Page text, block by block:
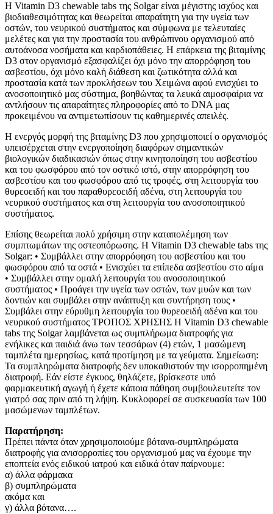
Η Vitamin D3 chewable tabs της Solgar είναι μέγιστης ισχύος και
βιοδιαθεσιμότητας και θεωρείται απαραίτητη για την υγεία των
οστών, του νευρικού συστήματος και σύμφωνα με τελευταίες
μελέτες και για την προστασία του ανθρώπινου οργανισμού από
αυτοάνοσα νοσήματα και καρδιοπάθειες. Η επάρκεια της βιταμίνης
D3 στον οργανισμό εξασφαλίζει όχι μόνο την απορρόφηση του
ασβεστίου, όχι μόνο καλή διάθεση και ζωτικότητα αλλά και
προστασία κατά των προκλήσεων του Χειμώνα αφού ενισχύει το
ανοσοποιητικό μας σύστημα, βοηθώντας τα λευκά αιμοσφαίρια να
αντλήσουν τις απαραίτητες πληροφορίες από το DNA μας
προκειμένου να αντιμετωπίσουν τις καθημερινές απειλές.
Η ενεργός μορφή της βιταμίνης D3 που χρησιμοποιεί ο οργανισμός
υπεισέρχεται στην ενεργοποίηση διαφόρων σημαντικών
βιολογικών διαδικασιών όπως στην κινητοποίηση του ασβεστίου
και του φωσφόρου από τον οστικό ιστό, στην απορρόφηση του
ασβεστίου και του φωσφόρου από τις τροφές, στη λειτουργία του
θυρεοειδή και του παραθυρεοειδή αδένα, στη λειτουργία του
νευρικού συστήματος και στη λειτουργία του ανοσοποιητικού
συστήματος.
Επίσης θεωρείται πολύ χρήσιμη στην καταπολέμηση των
συμπτωμάτων της οστεοπόρωσης. H Vitamin D3 chewable tabs της
Solgar: • Συμβάλλει στην απορρόφηση του ασβεστίου και του
φωσφόρου από τα οστά • Ενισχύει τα επίπεδα ασβεστίου στο αίμα
• Συμβάλλει στην ομαλή λειτουργία του ανοσοποιητικού
συστήματος • Προάγει την υγεία των οστών, των μυών και των
δοντιών και συμβάλει στην ανάπτυξη και συντήρηση τους •
Συμβάλει στην εύρυθμη λειτουργία του θυρεοειδή αδένα και του
νευρικού συστήματος ΤΡΟΠΟΣ ΧΡΗΣΗΣ Η Vitamin D3 chewable
tabs της Solgar λαμβάνεται ως συμπλήρωμα διατροφής για
ενήλικες και παιδιά άνω των τεσσάρων (4) ετών, 1 μασώμενη
ταμπλέτα ημερησίως, κατά προτίμηση με τα γεύματα. Σημείωση:
Τα συμπληρώματα διατροφής δεν υποκαθιστούν την ισορροπημένη
διατροφή. Εάν είστε έγκυος, θηλάζετε, βρίσκεστε υπό
φαρμακευτική αγωγή ή έχετε κάποια πάθηση συμβουλευτείτε τον
γιατρό σας πριν από τη λήψη. Κυκλοφορεί σε συσκευασία των 100
μασώμενων ταμπλέτων.
Παρατήρηση:
Πρέπει πάντα όταν χρησιμοποιούμε βότανα-συμπληρώματα
διατροφής για ανισορροπίες του οργανισμού μας να έχουμε την
εποπτεία ενός ειδικού ιατρού και ειδικά όταν παίρνουμε:
α) άλλα φάρμακα
β) συμπληρώματα
ακόμα και
γ) άλλα βότανα….